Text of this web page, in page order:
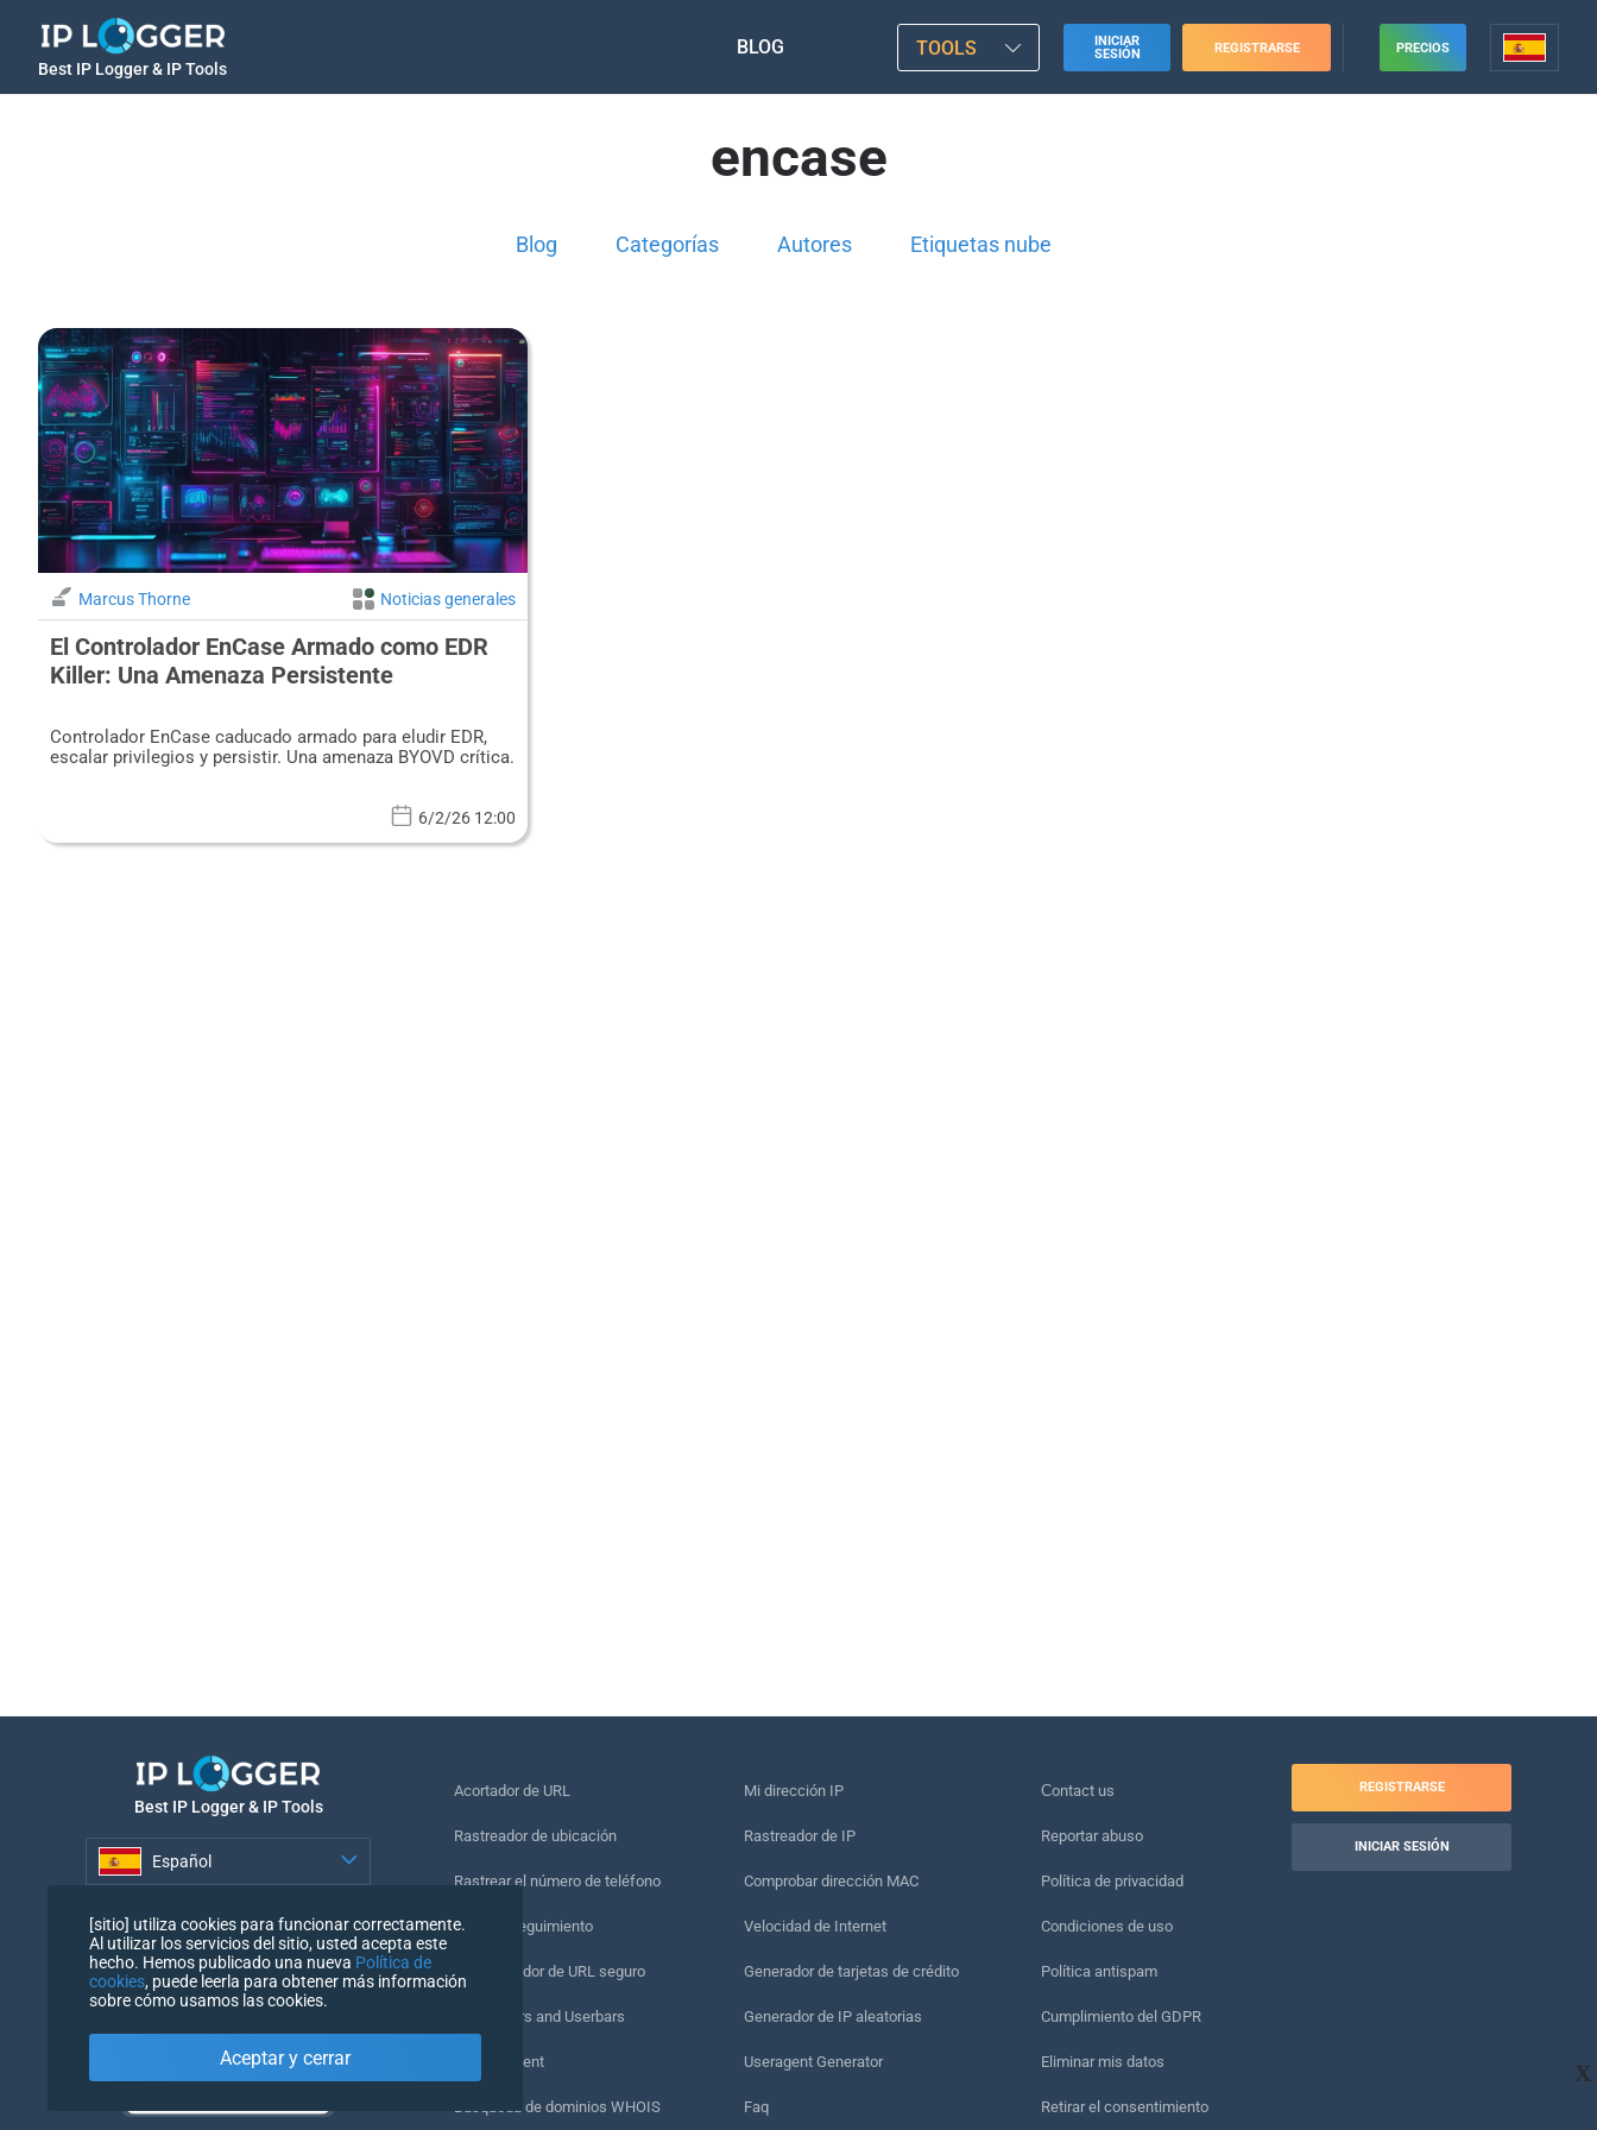
Best IP Logger & IP Tools
BLOG TOOLS
INICIAR
SESIÓN
REGISTRARSE PRECIOS
encase
Blog Categorías Autores Etiquetas nube
Marcus Thorne Noticias generales
El Controlador EnCase Armado como EDR
Killer: Una Amenaza Persistente
Controlador EnCase caducado armado para eludir EDR,
escalar privilegios y persistir. Una amenaza BYOVD crítica.
6/2/26 12:00
X
Best IP Logger & IP Tools
Español
Acortador de URL
Rastreador de ubicación
Rastrear el número de teléfono
Píxel de seguimiento
Comprobador de URL seguro
IP Counters and Userbars
Mi UserAgent
Búsqueda de dominios WHOIS
Mi dirección IP
Rastreador de IP
Comprobar dirección MAC
Velocidad de Internet
Generador de tarjetas de crédito
Generador de IP aleatorias
Useragent Generator
Faq
Сontact us
Reportar abuso
Política de privacidad
Condiciones de uso
Política antispam
Cumplimiento del GDPR
Eliminar mis datos
Retirar el consentimiento
REGISTRARSE
INICIAR SESIÓN
[sitio] utiliza cookies para funcionar correctamente.
Al utilizar los servicios del sitio, usted acepta este
hecho. Hemos publicado una nueva Política de
cookies, puede leerla para obtener más información
sobre cómo usamos las cookies.
Aceptar y cerrar